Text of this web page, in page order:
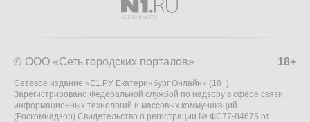
18+
© ООО «Сеть городских порталов»
Сетевое издание «Е1.РУ Екатеринбург Онлайн» (18+)
Зарегистрировано Федеральной службой по надзору в сфере связи,
информационных технологий и массовых коммуникаций
(Роскомнадзор) Свидетельство о регистрации № ФС77-84675 от